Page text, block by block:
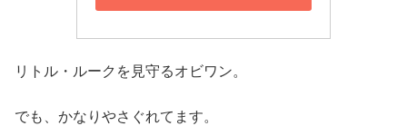
リトル・ルークを見守るオビワン。
でも、かなりやさぐれてます。